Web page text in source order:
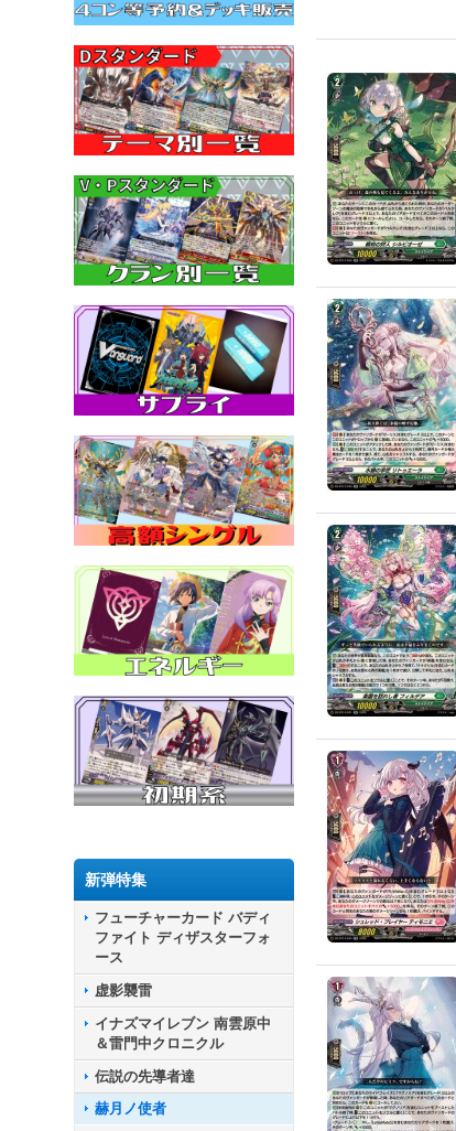
新弾特集
フューチャーカード バディ
ファイト ディザスターフォ
ース
虚影襲雷
イナズマイレブン 南雲原中
＆雷門中クロニクル
伝説の先導者達
赫月ノ使者